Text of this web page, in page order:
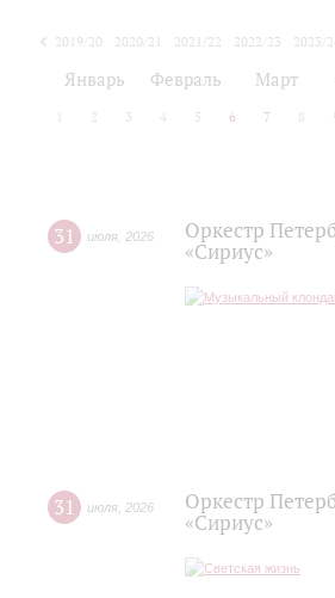
2019/20 2020/21 2021/22 2022/23
2023/
Январь Февраль Март
2 3 4 5 6 7 8
31 июля 2026
Оркестр
«Сириус»
31 июля 2026
Оркестр
«Сириус»